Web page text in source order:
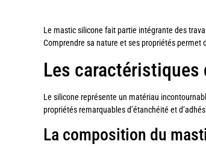
Le mastic silicone fait partie intégrante des
Comprendre sa nature et ses propriétés permet
Les caractéristiques
Le silicone représente un matériau
propriétés remarquables d’étanchéité et
La composition du